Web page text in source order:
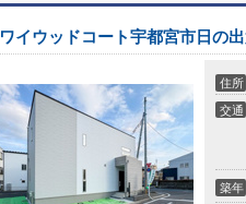
ワイウッドコート宇都宮市日の
住所
交通
築年